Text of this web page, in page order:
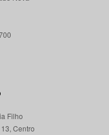
Filho
Centro